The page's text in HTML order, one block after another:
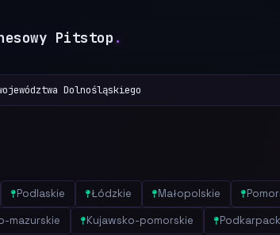
Pitstop .
Dolnośląskiego
Podlaskie Łódzkie Małopolskie
mazurskie Kujawsko-pomorskie